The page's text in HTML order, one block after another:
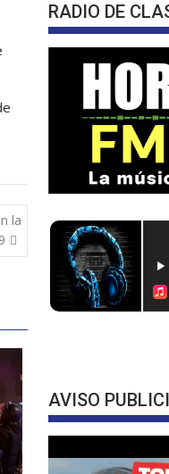
la
RADIO DE
AVISO